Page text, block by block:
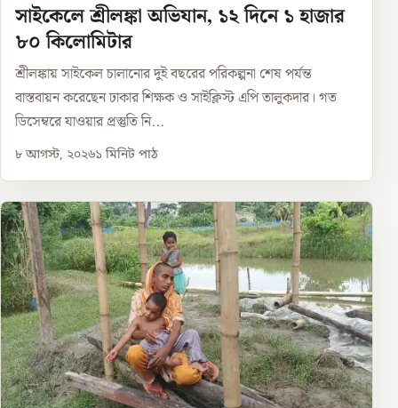
সাইকেলে শ্রীলঙ্কা অভিযান, ১২ দিনে ১ হাজার
৮০ কিলোমিটার
শ্রীলঙ্কায় সাইকেল চালানোর দুই বছরের পরিকল্পনা শেষ পর্যন্ত
বাস্তবায়ন করেছেন ঢাকার শিক্ষক ও সাইক্লিস্ট এপি তালুকদার। গত
ডিসেম্বরে যাওয়ার প্রস্তুতি নি...
৮ আগস্ট, ২০২৬১ মিনিট পাঠ